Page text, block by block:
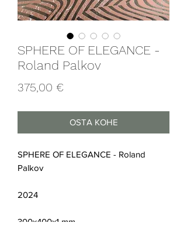
SPHERE OF ELEGANCE -
Roland Palkov
375,00 €
OSTA KOHE
SPHERE OF ELEGANCE - Roland
Palkov
2024
300x400x1 mm